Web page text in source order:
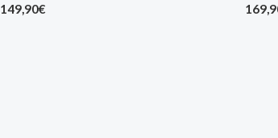
149,90€